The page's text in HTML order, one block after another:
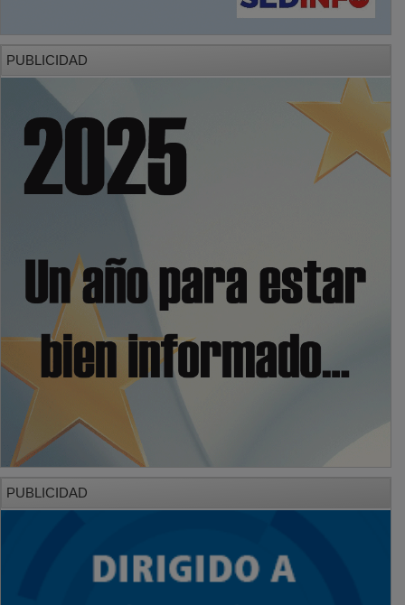
PUBLICIDAD
PUBLICIDAD